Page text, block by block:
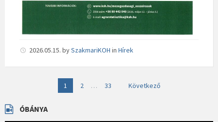
2026.05.15. bySzakmariKOH in Hírek
1 2 … 33 Következő
ÓBÁNYA